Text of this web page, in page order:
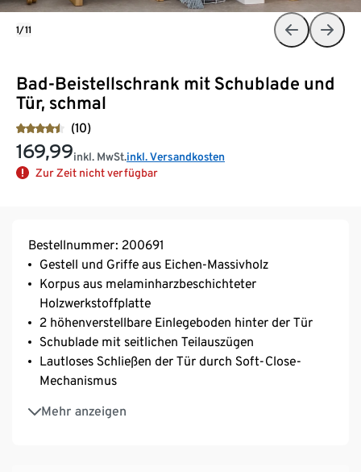
Bad-Beistellschrank mit Schublade und
Tür, schmal
(10)
169,99inkl. MwSt.inkl. Versandkosten
Zur Zeit nicht verfügbar
1/11
Bestellnummer: 200691
Gestell und Griffe aus Eichen-Massivholz
Korpus aus melaminharzbeschichteter
Holzwerkstoffplatte
2 höhenverstellbare Einlegeboden hinter der Tür
Schublade mit seitlichen Teilauszügen
Lautloses Schließen der Tür durch Soft-Close-
Mechanismus
Mehr anzeigen
Tür mit Klickscharnieren – einfache Montage
Stoßfeste, strapazierfähige Kunststoffkanten –